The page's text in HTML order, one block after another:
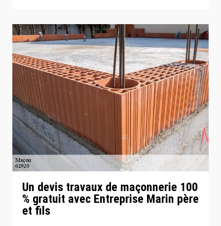
Un devis travaux de maçonnerie 100
% gratuit avec Entreprise Marin père
et fils